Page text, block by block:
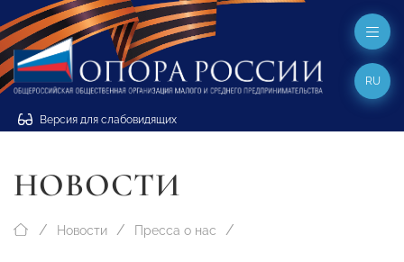
Версия для слабовидящих
RU
НОВОСТИ
Новости Пресса о нас